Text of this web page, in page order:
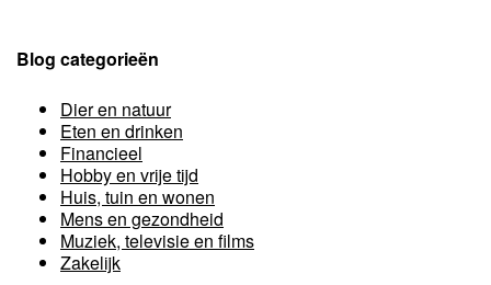
Blog categorieën
Dier en natuur
Eten en drinken
Financieel
Hobby en vrije tijd
Huis, tuin en wonen
Mens en gezondheid
Muziek, televisie en films
Zakelijk